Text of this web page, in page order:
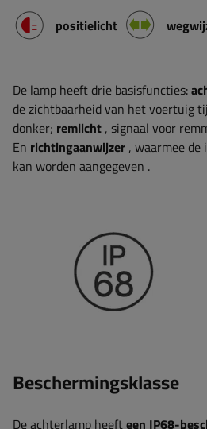
positielicht
De lamp heeft drie basisfuncties:
de zichtbaarheid van het voertuig
donker; remlicht , signaal voor
En richtingaanwijzer , waarmee
kan worden aangegeven .
Beschermingsklasse
De achterlamp heefteen IP68-